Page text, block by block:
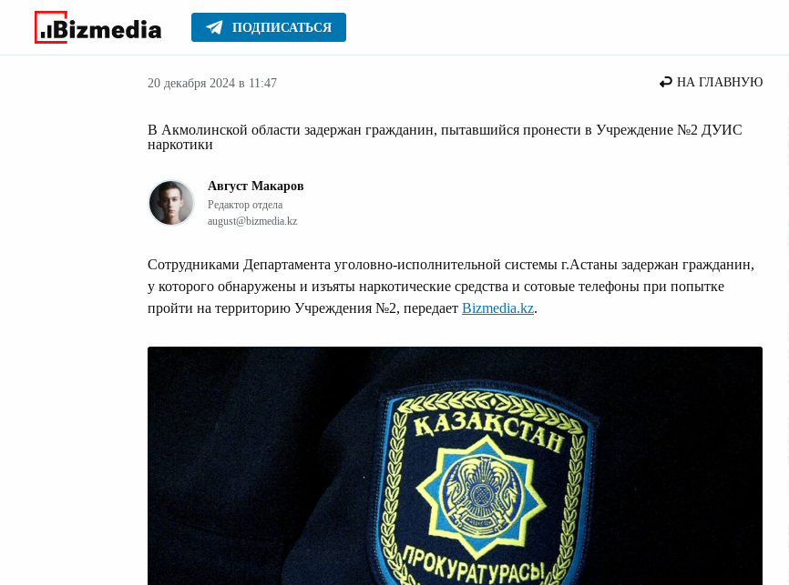
ПОДПИСАТЬСЯ
Главное Новости
20 декабря 2024 в 11:47 НА ГЛАВНУЮ
В Акмолинской области задержан гражданин, пытавшийся пронести в Учреждение №2 ДУИС
наркотики
Август Макаров
Редактор отдела
august@bizmedia.kz
Сотрудниками Департамента уголовно-исполнительной системы г.Астаны задержан гражданин,
у которого обнаружены и изъяты наркотические средства и сотовые телефоны при попытке
пройти на территорию Учреждения №2, передает Bizmedia.kz.